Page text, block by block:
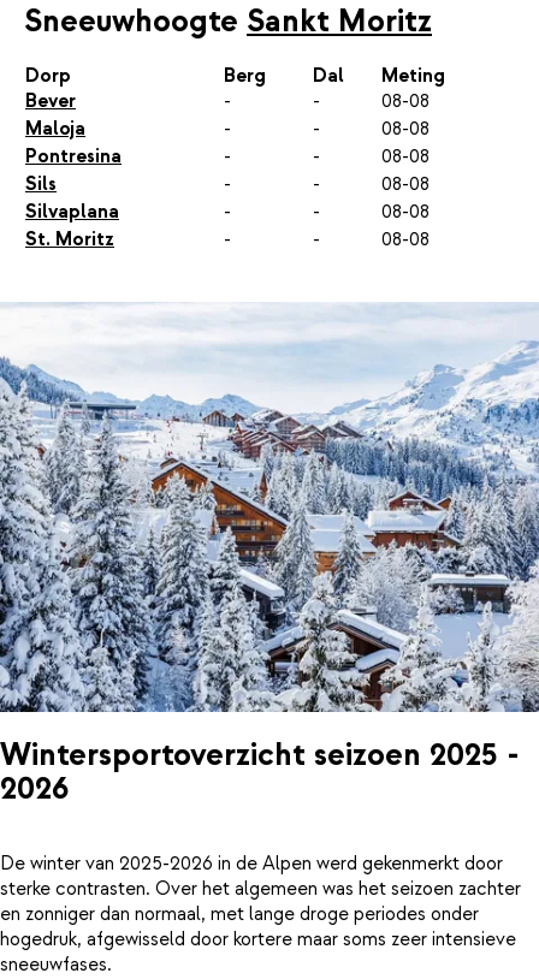
Sneeuwhoogte Sankt Moritz
Dorp Berg Dal
Meting
Bever
- -
08-08
Maloja
- -
08-08
Pontresina
- -
08-08
Sils
- -
08-08
Silvaplana
- -
08-08
St. Moritz
- - 08-08
Wintersportoverzicht seizoen 2025 -
2026
De winter van 2025-2026 in de Alpen werd gekenmerkt door
sterke contrasten. Over het algemeen was het seizoen zachter
en zonniger dan normaal, met lange droge periodes onder
hogedruk, afgewisseld door kortere maar soms zeer intensieve
sneeuwfases.